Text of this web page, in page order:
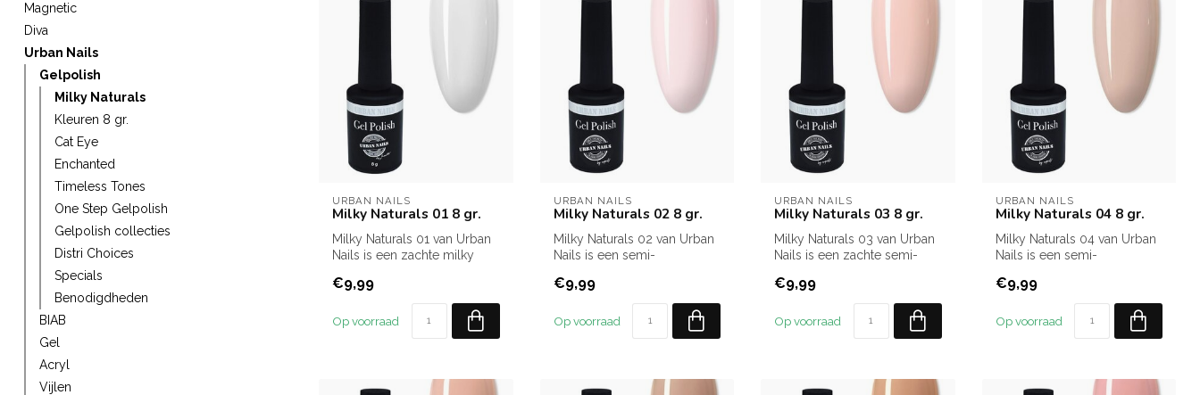
Magnetic
Diva
Urban Nails
Gelpolish
Milky Naturals
Kleuren 8 gr.
Cat Eye
Enchanted
Timeless Tones
One Step Gelpolish
Gelpolish collecties
Distri Choices
Specials
Benodigdheden
BIAB
Gel
Acryl
Vijlen
URBAN NAILS
Milky Naturals 01 8 gr.
Milky Naturals 01 van Urban
Nails is een zachte milky
€9,99
Op voorraad
URBAN NAILS
Milky Naturals 02 8 gr.
Milky Naturals 02 van Urban
Nails is een semi-
wit...
€9,99
Op voorraad
URBAN NAILS
Milky Naturals 03 8 gr.
Milky Naturals 03 van Urban
Nails is een zachte semi-
€9,99
Op voorraad
URBAN NAILS
Milky Naturals 04 8 gr.
Milky Naturals 04 van Urban
Nails is een semi-
koele n...
€9,99
Op voorraad